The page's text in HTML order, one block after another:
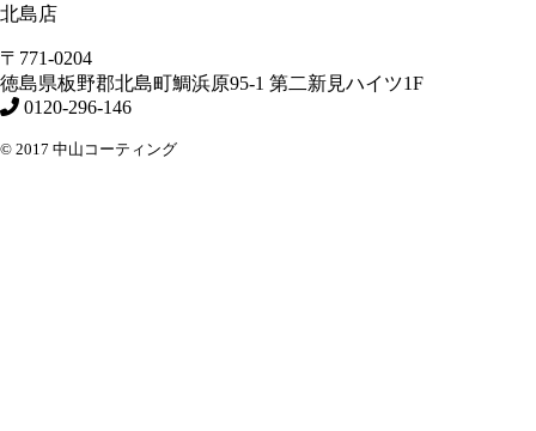
北島店
〒771-0204
徳島県板野郡北島町鯛浜原95-1 第二新見ハイツ1F
0120-296-146
© 2017 中山コーティング